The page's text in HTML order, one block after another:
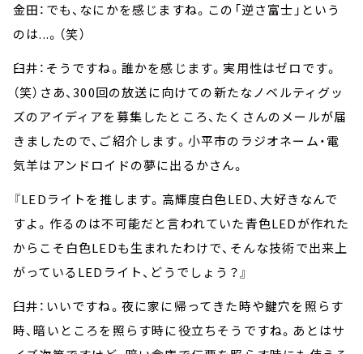
金田：でも、なにかを感じますね。この「逆さ富士」という
のは...。（笑）
臼井：そうですね。誰かを感じます。実用性はゼロです。
（笑）さあ、300回の放送に向けての新たなノベルティグッ
ズのアイディアを募集したところ、たくさんのメールが届
きましたので、ご紹介します。小平市のラジオネーム・電
気羊はアンドロイドの夢に出るかさん。
『LEDライトを推します。高輝度白色LED、大好きなんで
すよ。作るのは不可能だと言われていた青色LEDが作れた
からこそ白色LEDも生まれたわけで、そんな技術で出来上
がっているLEDライト、どうでしょう？』
臼井：いいですね。夜に家に帰ってきた時や鍵穴を照らす
時、暗いところを照らす時に役立ちそうですね。あとはサ